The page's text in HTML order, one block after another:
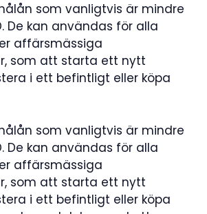
som vanligtvis är mindre
De kan användas för alla
affärsmässiga
som att starta ett nytt
i ett befintligt eller köpa
som vanligtvis är mindre
De kan användas för alla
affärsmässiga
som att starta ett nytt
i ett befintligt eller köpa